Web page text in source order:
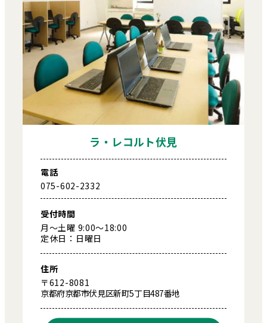
ラ・レコルト伏見
電話
075-602-2332
受付時間
月～土曜 9:00～18:00
定休日：日曜日
住所
〒612-8081
京都府京都市伏見区新町5丁目487番地